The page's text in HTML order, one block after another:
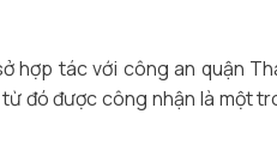
hợp tác với công an quận
đó được công nhận là một